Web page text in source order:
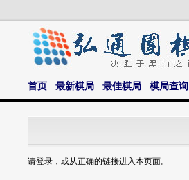
首页 最新棋局 最佳棋局 棋局查询
请登录，或从正确的链接进入本页面。